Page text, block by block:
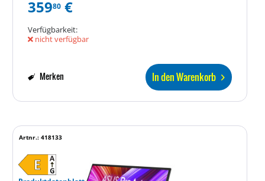
35980 €
Verfügbarkeit:
nicht verfügbar
In den Warenkorb
Merken
Artnr.: 418133